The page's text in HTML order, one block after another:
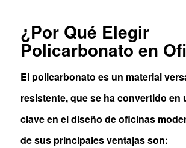
¿Por Qué Elegir
Policarbonato en
El policarbonato es un material
resistente, que se ha convertido en
clave en el diseño de oficinas
de sus principales ventajas son: